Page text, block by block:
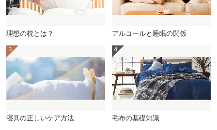
理想の枕とは？ アルコールと睡眠の関係
寝具の正しいケア方法 毛布の基礎知識